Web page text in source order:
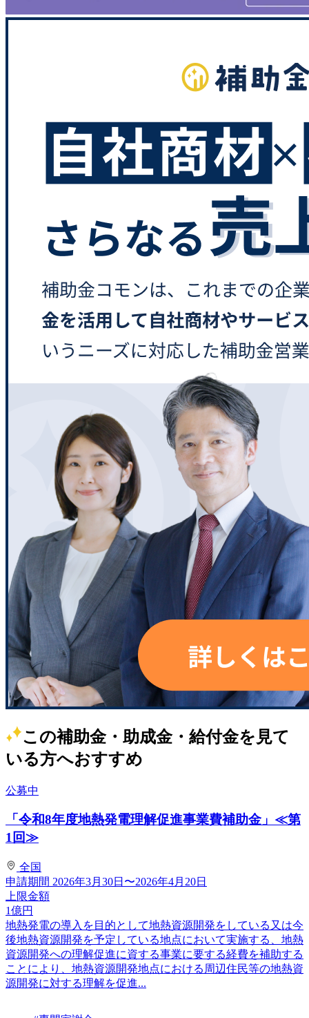
この補助金・助成金・給付金を見て
いる方へおすすめ
公募中
「令和8年度地熱発電理解促進事業費補助金」≪第
1回≫
全国
申請期間 2026年3月30日〜2026年4月20日
上限金額
1億円
地熱発電の導入を目的として地熱資源開発をしている又は今
後地熱資源開発を予定している地点において実施する、地熱
資源開発への理解促進に資する事業に要する経費を補助する
ことにより、地熱資源開発地点における周辺住民等の地熱資
源開発に対する理解を促進...